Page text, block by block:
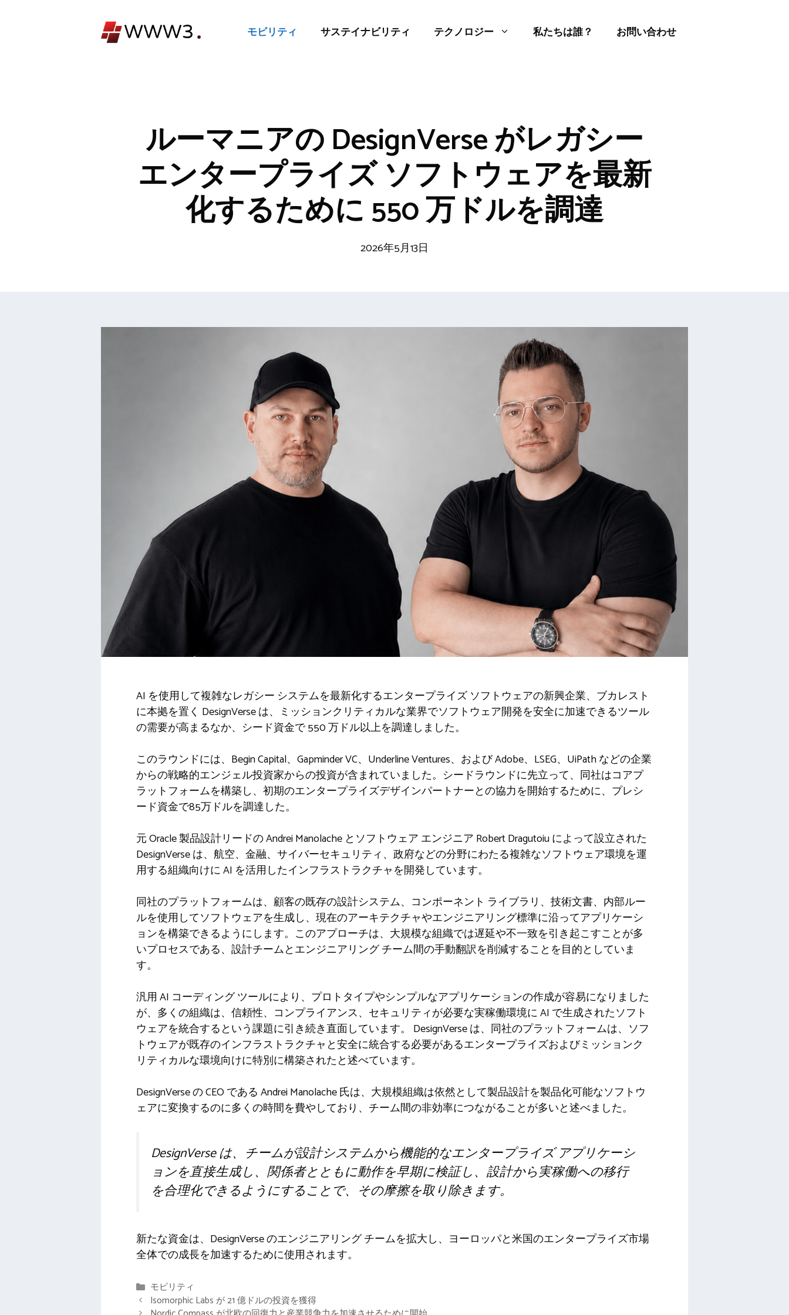
モビリティ サステイナビリティ テクノロジー 私たちは誰？ お問い合わせ
ルーマニアの DesignVerse がレガシー
エンタープライズ ソフトウェアを最新
化するために 550 万ドルを調達
2026年5月13日
AI を使用して複雑なレガシー システムを最新化するエンタープライズ ソフトウェアの新興企業、ブカレスト
に本拠を置く DesignVerse は、ミッションクリティカルな業界でソフトウェア開発を安全に加速できるツール
の需要が高まるなか、シード資金で 550 万ドル以上を調達しました。
このラウンドには、Begin Capital、Gapminder VC、Underline Ventures、および Adob​​e、LSEG、UiPath などの企業
からの戦略的エンジェル投資家からの投資が含まれていました。シードラウンドに先立って、同社はコアプ
ラットフォームを構築し、初期のエンタープライズデザインパートナーとの協力を開始するために、プレシ
ード資金で85万ドルを調達した。
元 Oracle 製品設計リードの Andrei Manolache とソフトウェア エンジニア Robert Dragutoiu によって設立された
DesignVerse は、航空、金融、サイバーセキュリティ、政府などの分野にわたる複雑なソフトウェア環境を運
用する組織向けに AI を活用したインフラストラクチャを開発しています。
同社のプラットフォームは、顧客の既存の設計システム、コンポーネント ライブラリ、技術文書、内部ルー
ルを使用してソフトウェアを生成し、現在のアーキテクチャやエンジニアリング標準に沿ってアプリケーシ
ョンを構築できるようにします。このアプローチは、大規模な組織では遅延や不一致を引き起こすことが多
いプロセスである、設計チームとエンジニアリング チーム間の手動翻訳を削減することを目的としていま
す。
汎用 AI コーディング ツールにより、プロトタイプやシンプルなアプリケーションの作成が容易になりました
が、多くの組織は、信頼性、コンプライアンス、セキュリティが必要な実稼働環境に AI で生成されたソフト
ウェアを統合するという課題に引き続き直面しています。 DesignVerse は、同社のプラットフォームは、ソフ
トウェアが既存のインフラストラクチャと安全に統合する必要があるエンタープライズおよびミッションク
リティカルな環境向けに特別に構築されたと述べています。
DesignVerse の CEO である Andrei Manolache 氏は、大規模組織は依然として製品設計を製品化可能なソフトウ
ェアに変換するのに多くの時間を費やしており、チーム間の非効率につながることが多いと述べました。
DesignVerse は、チームが設計システムから機能的なエンタープライズ アプリケーシ
ョンを直接生成し、関係者とともに動作を早期に検証し、設計から実稼働への移行
を合理化できるようにすることで、その摩擦を取り除きます。
新たな資金は、DesignVerse のエンジニアリング チームを拡大し、ヨーロッパと米国のエンタープライズ市場
全体での成長を加速するために使用されます。
カ
テ
モビリティ
Isomorphic Labs が 21 億ドルの投資を獲得